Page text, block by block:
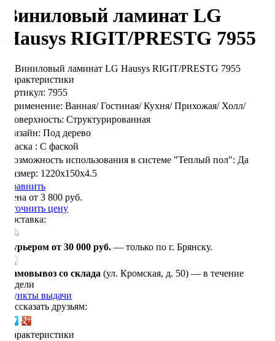
Виниловый ламинат LG
Hausys RIGIT/PRESTG 7955
Характеристики
Артикул: 7955
Применение: Ванная/ Гостиная/ Кухня/ Прихожая/ Холл/
Поверхность: Структурированная
Дизайн: Под дерево
Фаска : С фаской
Возможность использования в системе "Теплый пол": Да
Размер: 1220x150x4.5
Сравнить
Цена от 3 800 руб.
Уточнить цену
Доставка:
Курьером от 30 000 руб. — только по г. Брянску.
Самовывоз со склада (ул. Кромская, д. 50) — в течение
недели
Пункты выдачи
Рассказать друзьям:
Характеристики